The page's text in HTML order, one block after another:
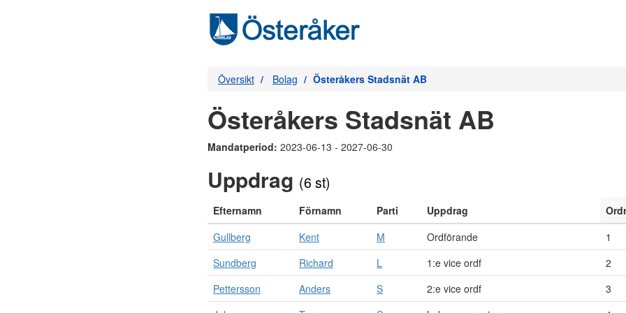
Översikt Bolag Österåkers Stadsnät AB
Österåkers Stadsnät AB
Mandatperiod: 2023-06-13 - 2027-06-30
Uppdrag (6 st)
Efternamn Förnamn Parti Uppdrag
Gullberg
Kent M Ordförande
1
Sundberg
Richard L 1:e vice ordf
2
Pettersson
Anders S 2:e vice ordf
3